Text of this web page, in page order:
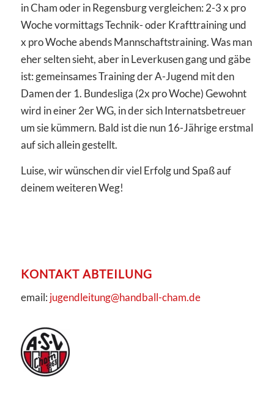
in Cham oder in Regensburg vergleichen: 2-3 x pro
Woche vormittags Technik- oder Krafttraining und
x pro Woche abends Mannschaftstraining. Was man
eher selten sieht, aber in Leverkusen gang und gäbe
ist: gemeinsames Training der A-Jugend mit den
Damen der 1. Bundesliga (2x pro Woche) Gewohnt
wird in einer 2er WG, in der sich Internatsbetreuer
um sie kümmern. Bald ist die nun 16-Jährige erstmal
auf sich allein gestellt.
Luise, wir wünschen dir viel Erfolg und Spaß auf
deinem weiteren Weg!
KONTAKT ABTEILUNG
email: jugendleitung@handball-cham.de